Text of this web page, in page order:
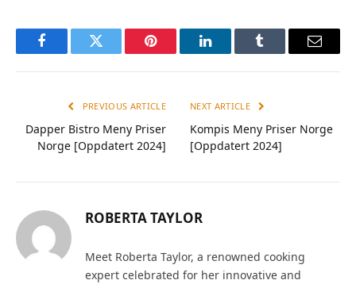
FacebookTwitter Pinterest LinkedInTumblr Email
PREVIOUS ARTICLE
Dapper Bistro Meny Priser
Norge [Oppdatert 2024]
NEXT ARTICLE
Kompis Meny Priser Norge
[Oppdatert 2024]
ROBERTA TAYLOR
Meet Roberta Taylor, a renowned cooking
expert celebrated for her innovative and